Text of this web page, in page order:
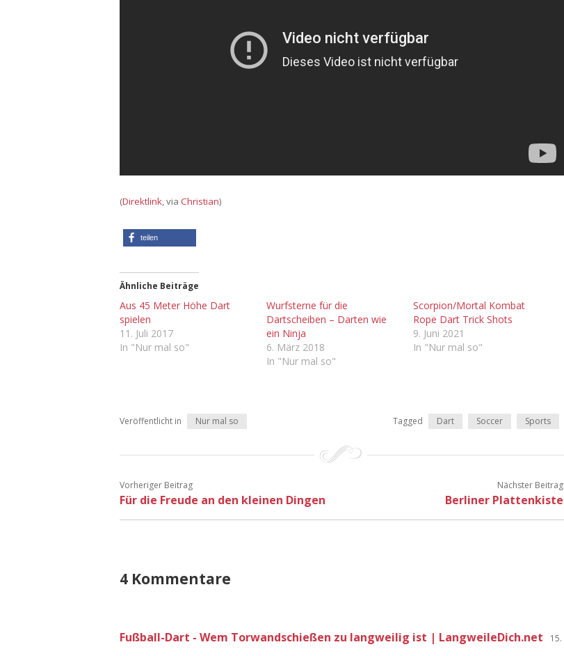
(Direktlink , via Christian)
teilen
Ähnliche Beiträge
Aus 45 Meter Höhe Dart
spielen
11. Juli 2017
In "Nur mal so"
Wurfsterne für die
Dartscheiben – Darten wie
ein Ninja
6. März 2018
In "Nur mal so"
Scorpion/Mortal Kombat
Rope Dart Trick Shots
9. Juni 2021
In "Nur mal so"
Veröffentlicht in Nur mal so Tagged Dart Soccer Sports
Vorheriger Beitrag
Für die Freude an den kleinen Dingen
Nächster Beitrag
Berliner Plattenkiste
4 Kommentare
Fußball-Dart - Wem Torwandschießen zu langweilig ist | LangweileDich.net 15.